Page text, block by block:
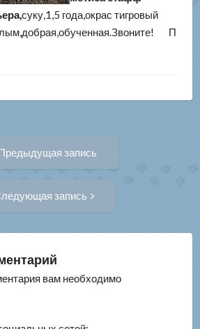
суку,1,5 года,окрас тигровый
П
запись
запись
вам необходимо